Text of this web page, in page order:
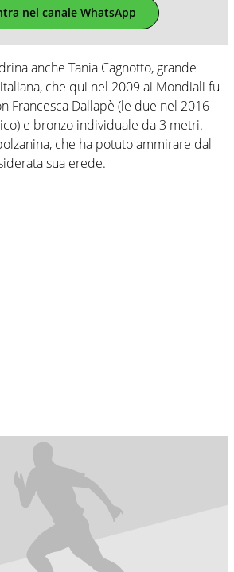
nel canale WhatsApp
anche Tania Cagnotto, grande
che qui nel 2009 ai Mondiali fu
Francesca Dallapè (le due nel 2016
e bronzo individuale da 3 metri.
che ha potuto ammirare dal
sua erede.